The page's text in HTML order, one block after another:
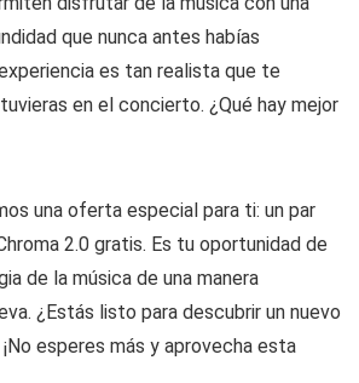
que nunca antes habías
es tan realista que te
en el concierto. ¿Qué hay mejor
una oferta especial para ti: un par
2.0 gratis. Es tu oportunidad de
de la música de una manera
¿Estás listo para descubrir un nuevo
esperes más y aprovecha esta